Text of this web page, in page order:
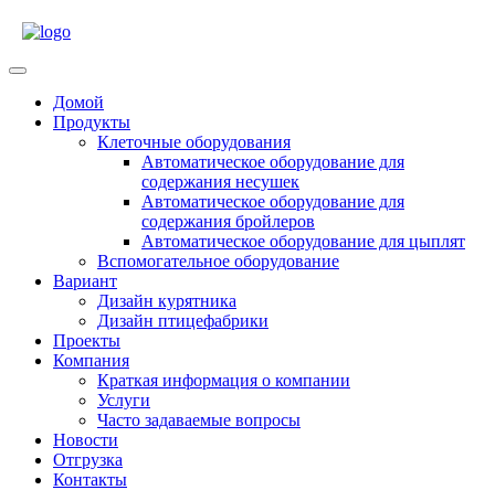
Open
Домой
Продукты
Клеточные оборудования
Автоматическое оборудование для
содержания несушек
Автоматическое оборудование для
содержания бройлеров
Автоматическое оборудование для цыплят
Вспомогательное оборудование
Вариант
Дизайн курятника
Дизайн птицефабрики
Проекты
Компания
Краткая информация о компании
Услуги
Часто задаваемые вопросы
Новости
Отгрузка
Контакты